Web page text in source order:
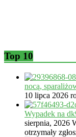
Top 10
nocą,
10 lipca 2026
Wypadek na
sierpnia, 2026
otrzymały